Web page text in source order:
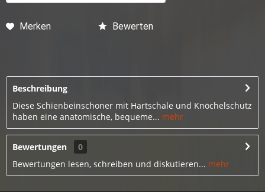
Merken Bewerten
Beschreibung
Diese Schienbeinschoner mit Hartschale und Knöchelschutz
haben eine anatomische, bequeme... mehr
Bewertungen
0
Bewertungen lesen, schreiben und diskutieren... mehr